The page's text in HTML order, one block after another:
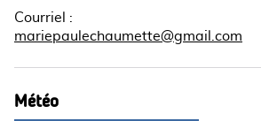
Courriel
:
mariepaulechaumette@gmail.com
Météo